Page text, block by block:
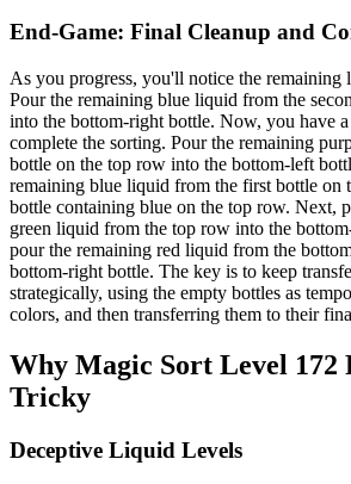
End-Game: Final Cleanup and
As you progress, you'll notice the remaining
Pour the remaining blue liquid from the
into the bottom-right bottle. Now, you have
complete the sorting. Pour the remaining
bottle on the top row into the bottom-left
remaining blue liquid from the first bottle on
bottle containing blue on the top row. Next,
green liquid from the top row into the
pour the remaining red liquid from the
bottom-right bottle. The key is to keep
strategically, using the empty bottles as
colors, and then transferring them to their
Why Magic Sort Level 172
Tricky
Deceptive Liquid Levels